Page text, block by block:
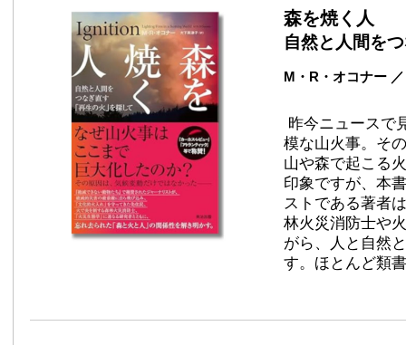
森を焼く人
自然と人間を
M・R・オコナー
昨今ニュースで
模な山火事。そ
山や森で起こる
印象ですが、本
ストである著者
林火災消防士や
がら、人と自然
す。ほとんど類